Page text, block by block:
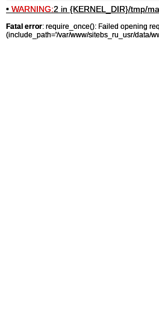
• WARNING:2 in {KERNEL_DIR}/tmp/
Fatal error: require_once(): Failed opening
(include_path='/var/www/sitebs_ru_usr/data/